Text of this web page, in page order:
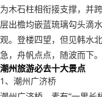
为木石柱相衔接支撑，并
层出檐均嵌蓝琉璃勾头滴
观。登楼四望，但见韩水
急，舟帆点点，随波而下。
潮州旅游必去十大景点
1、潮州广济桥